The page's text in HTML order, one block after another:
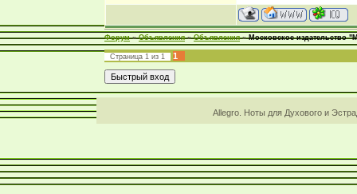
Форум » Объявления » Объявления » Московское издательство
Страница 1 из 1 1
Allegro. Ноты для Духового и